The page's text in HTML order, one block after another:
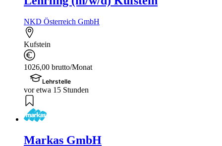
NKD Österreich GmbH
Kufstein
1026,00 brutto/Monat
Lehrstelle
vor etwa 15 Stunden
Markas GmbH